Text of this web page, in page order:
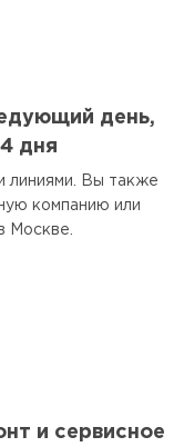
день,
дня
линиями. Вы также
компанию или
Москве.
и сервисное